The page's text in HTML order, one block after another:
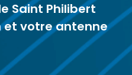
Saint Philibert
et votre antenne